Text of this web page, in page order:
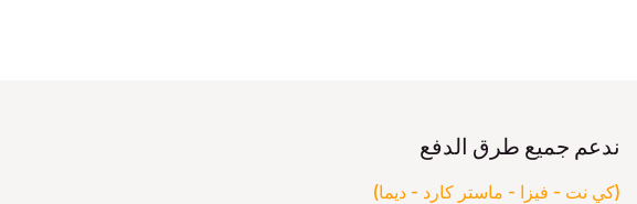
ندعم جميع طرق الدفع
(كي نت - فيزا - ماستر كارد - ديما)